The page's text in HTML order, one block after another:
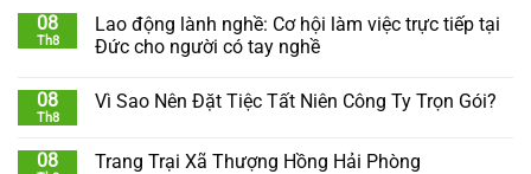
08
Th8
Lao động lành nghề: Cơ hội làm việc trực tiếp tại
Đức cho người có tay nghề
08
Th8
Vì Sao Nên Đặt Tiệc Tất Niên Công Ty Trọn Gói?
08 Trang Trại Xã Thượng Hồng Hải Phòng